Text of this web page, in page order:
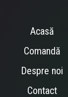
Acasă
Comandă
Despre noi
Contact